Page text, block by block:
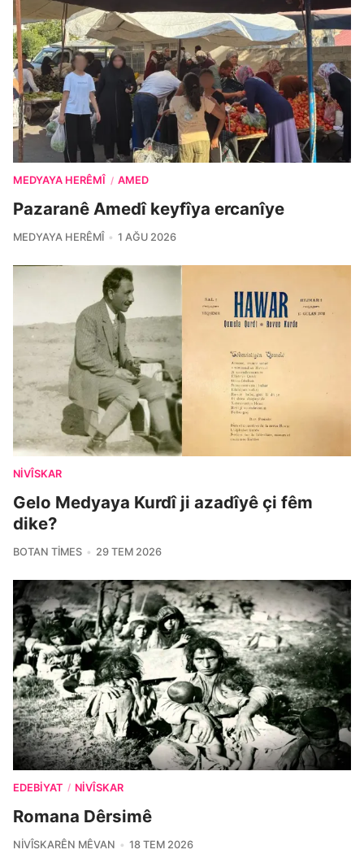
MEDYAYA HERÊMÎ / AMED
Pazaranê Amedî keyfîya ercanîye
MEDYAYA HERÊMÎ 1 AĞU 2026
NIVÎSKAR
Gelo Medyaya Kurdî ji azadîyê çi fêm
dike?
BOTAN TIMES 29 TEM 2026
EDEBIYAT / NIVÎSKAR
Romana Dêrsimê
NIVÎSKARÊN MÊVAN 18 TEM 2026